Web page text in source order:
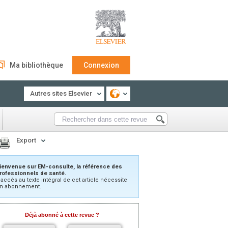
Ma bibliothèque Connexion
Autres sites Elsevier
Export
sur EM-consulte, la référence des
de santé.
au texte intégral de cet article nécessite
abonnement.
Déjà abonné à cette revue ?